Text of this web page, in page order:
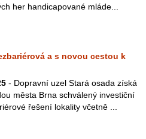
her handicapované mláde...
a s novou cestou k
- Dopravní uzel Stará osada získá
města Brna schválený investiční
řešení lokality včetně ...